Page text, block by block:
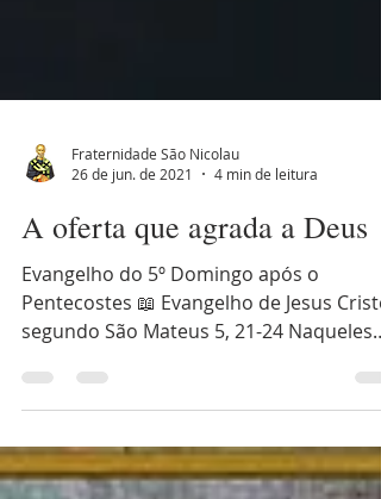
Fraternidade São Nicolau
26 de jun. de 2021
4 min de leitura
A oferta que agrada a Deus
Evangelho do 5º Domingo após o
dias, disse Jesus aos seus...